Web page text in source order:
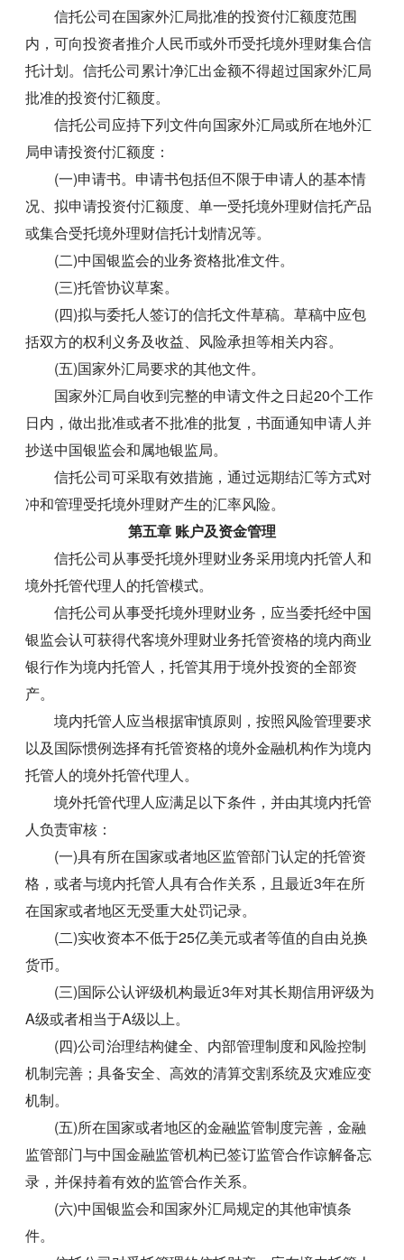
信托公司在国家外汇局批准的投资付汇额度范围
内，可向投资者推介人民币或外币受托境外理财集合信
托计划。信托公司累计净汇出金额不得超过国家外汇局
批准的投资付汇额度。
信托公司应持下列文件向国家外汇局或所在地外汇
局申请投资付汇额度：
(一)申请书。申请书包括但不限于申请人的基本情
况、拟申请投资付汇额度、单一受托境外理财信托产品
或集合受托境外理财信托计划情况等。
(二)中国银监会的业务资格批准文件。
(三)托管协议草案。
(四)拟与委托人签订的信托文件草稿。草稿中应包
括双方的权利义务及收益、风险承担等相关内容。
(五)国家外汇局要求的其他文件。
国家外汇局自收到完整的申请文件之日起20个工作
日内，做出批准或者不批准的批复，书面通知申请人并
抄送中国银监会和属地银监局。
信托公司可采取有效措施，通过远期结汇等方式对
冲和管理受托境外理财产生的汇率风险。
第五章 账户及资金管理
信托公司从事受托境外理财业务采用境内托管人和
境外托管代理人的托管模式。
信托公司从事受托境外理财业务，应当委托经中国
银监会认可获得代客境外理财业务托管资格的境内商业
银行作为境内托管人，托管其用于境外投资的全部资
产。
境内托管人应当根据审慎原则，按照风险管理要求
以及国际惯例选择有托管资格的境外金融机构作为境内
托管人的境外托管代理人。
境外托管代理人应满足以下条件，并由其境内托管
人负责审核：
(一)具有所在国家或者地区监管部门认定的托管资
格，或者与境内托管人具有合作关系，且最近3年在所
在国家或者地区无受重大处罚记录。
(二)实收资本不低于25亿美元或者等值的自由兑换
货币。
(三)国际公认评级机构最近3年对其长期信用评级为
A级或者相当于A级以上。
(四)公司治理结构健全、内部管理制度和风险控制
机制完善；具备安全、高效的清算交割系统及灾难应变
机制。
(五)所在国家或者地区的金融监管制度完善，金融
监管部门与中国金融监管机构已签订监管合作谅解备忘
录，并保持着有效的监管合作关系。
(六)中国银监会和国家外汇局规定的其他审慎条
件。